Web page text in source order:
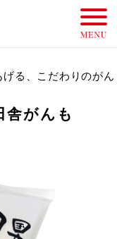
る、こだわりのがん
がんも